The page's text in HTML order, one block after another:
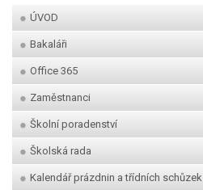
ÚVOD
Bakaláři
Office 365
Zaměstnanci
Školní poradenství
Školská rada
Kalendář prázdnin a třídních schůzek